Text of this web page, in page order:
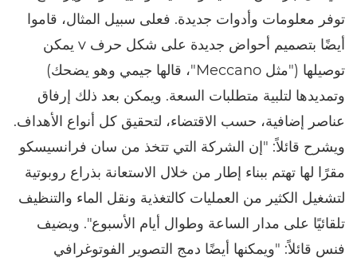
توفر معلومات وأدوات جديدة. فعلى سبيل المثال، قاموا
أيضًا بتصميم أحواض جديدة على شكل حرف v يمكن
توصيلها ("مثل Meccano"، قالها جيمي وهو يضحك)
وتمديدها لتلبية متطلبات السعة. ويمكن بعد ذلك إرفاق
عناصر إضافية، حسب الاقتضاء، لتحقيق كل أنواع الأهداف.
ويشرح قائلاً: "إن الشركة التي تتخذ من سان فرانسيسكو
مقرًا لها تهتم ببناء إطار من خلال الاستعانة بذراع روبوتية
لتشغيل الكثير من العمليات كالتغذية ونقل الماء والتنظيف
تلقائيًا على مدار الساعة وطوال أيام الأسبوع". ويضيف
فنس قائلاً: "ويمكنها أيضًا دمج التصوير الفوتوغرافي